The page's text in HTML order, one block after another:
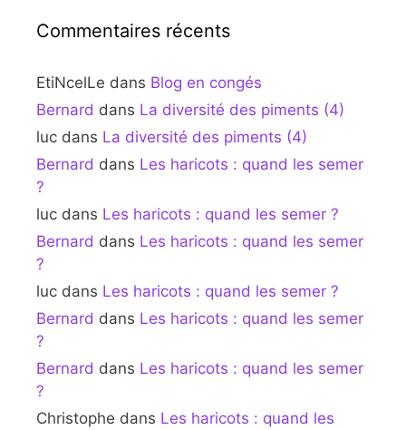
Commentaires récents
EtiNcelLe dans Blog en congés
Bernard dans La diversité des piments (4)
luc dans La diversité des piments (4)
Bernard dans Les haricots : quand les semer
?
luc dans Les haricots : quand les semer ?
Bernard dans Les haricots : quand les semer
?
luc dans Les haricots : quand les semer ?
Bernard dans Les haricots : quand les semer
?
Bernard dans Les haricots : quand les semer
?
Christophe dans Les haricots : quand les